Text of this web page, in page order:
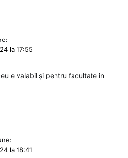
la 17:55
e valabil și pentru facultate in
la 18:41